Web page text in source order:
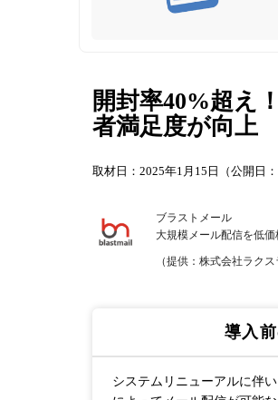
開封率40%超え
者満足度が向上
取材日：2025年1月15日（公開日：
ブラストメール
大規模メール配信を低
（提供：株式会社ラク
導入
システムリニューアルに伴